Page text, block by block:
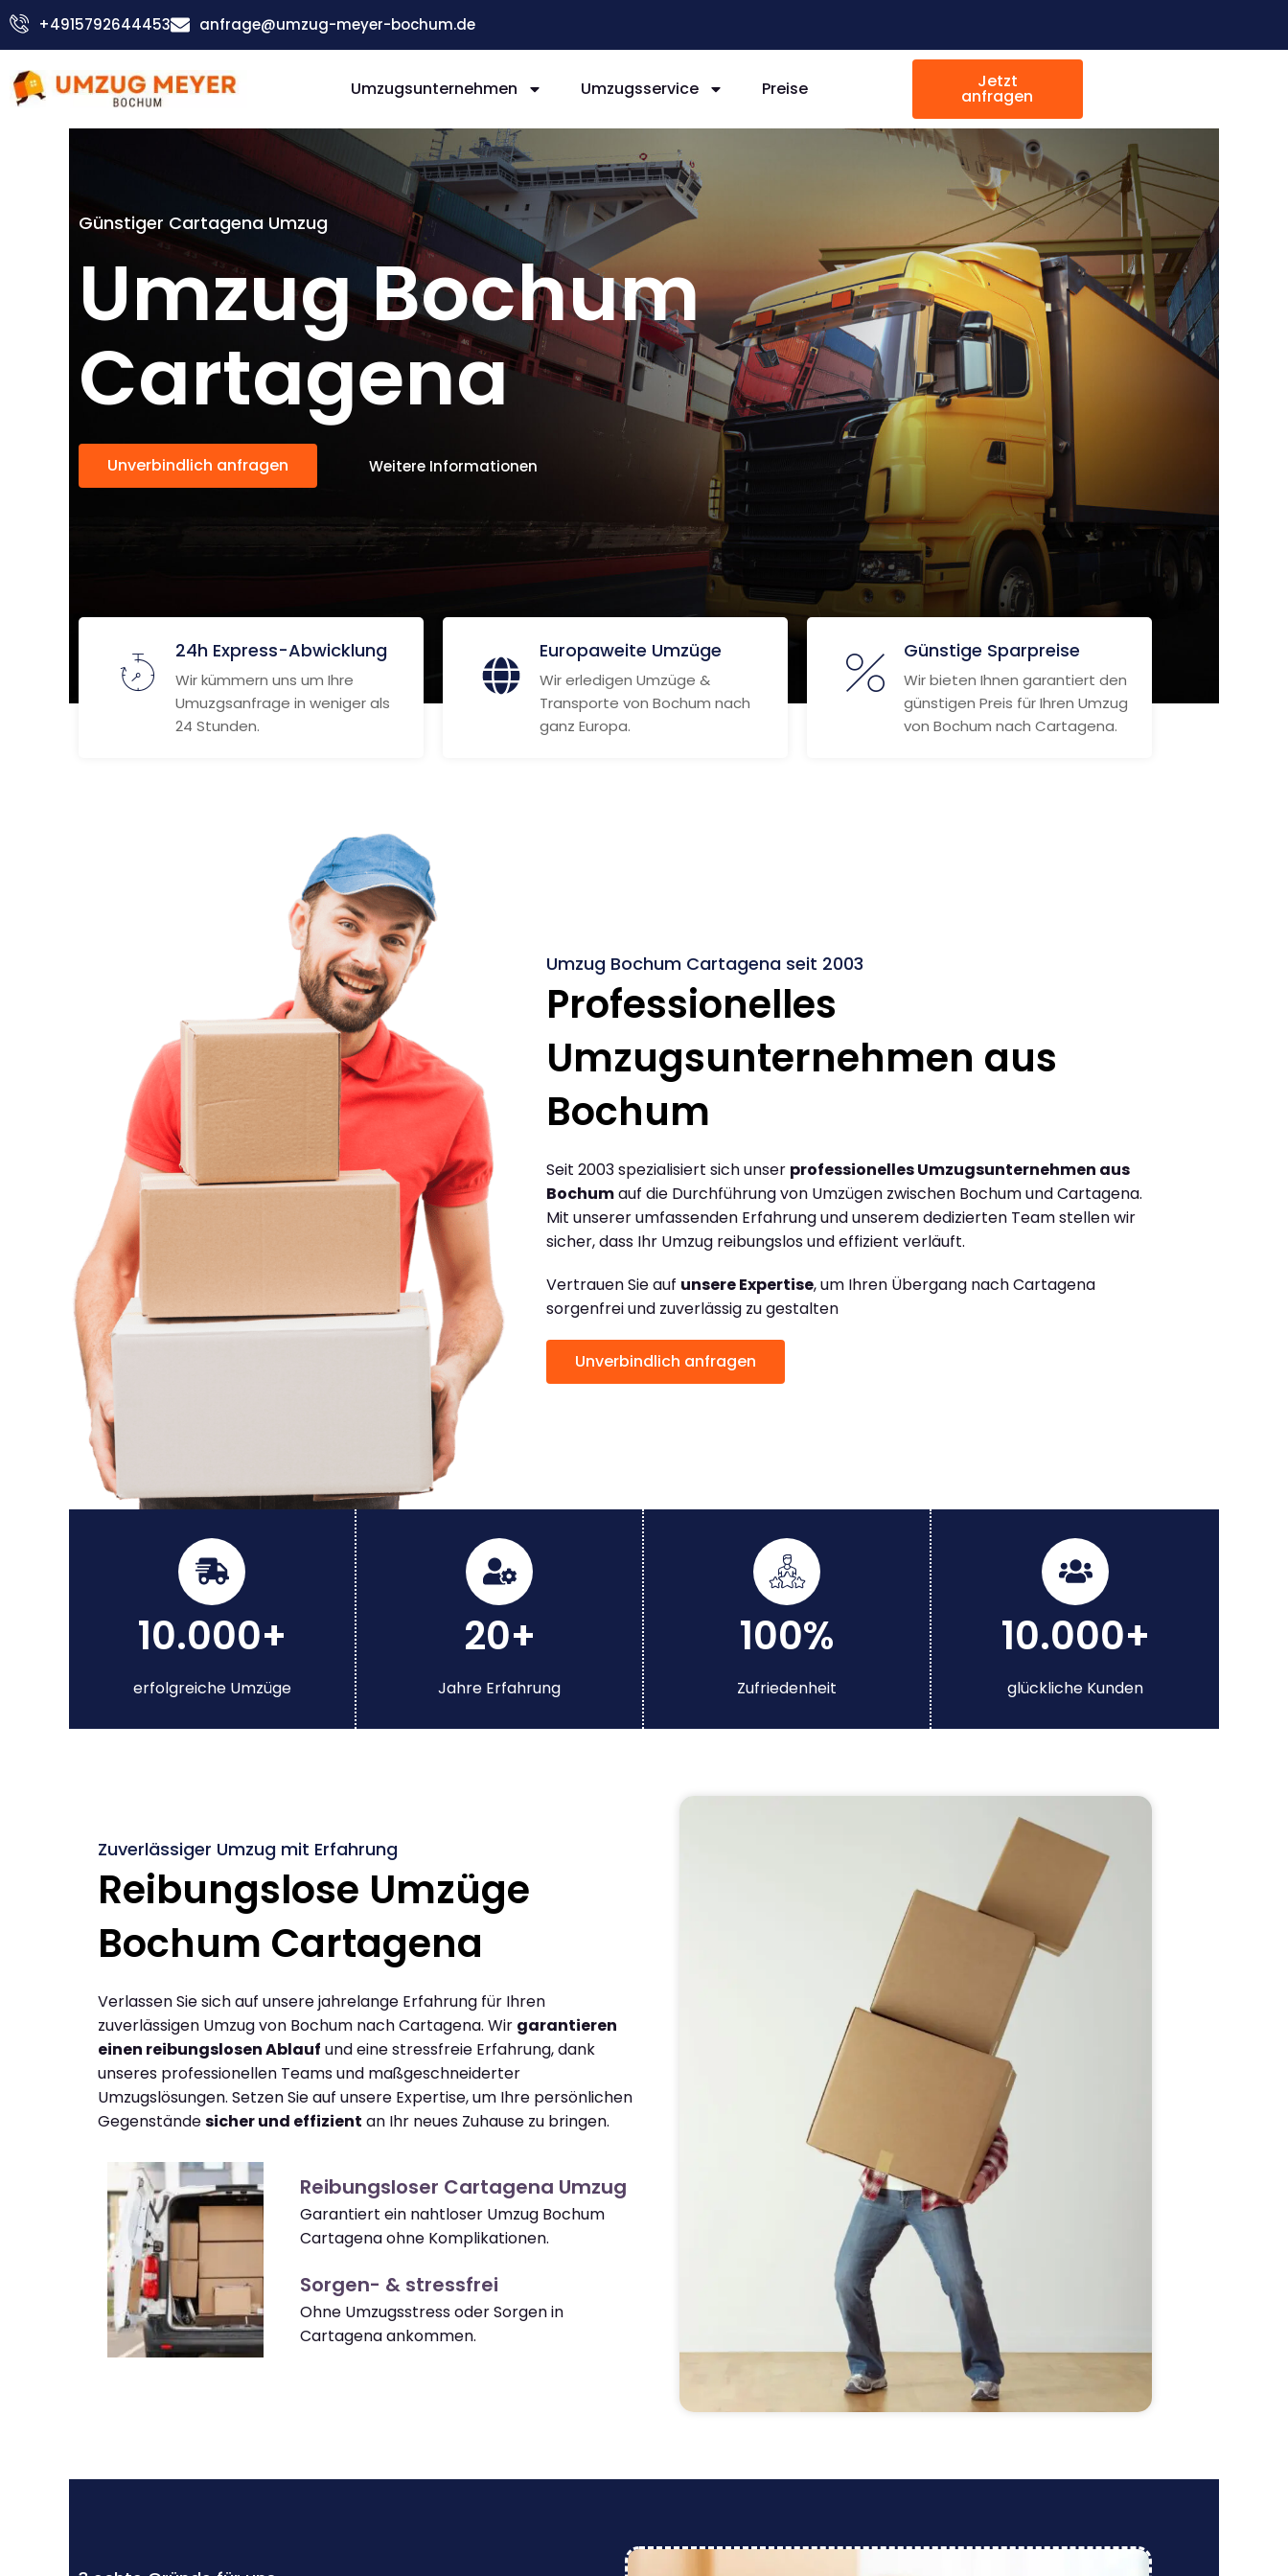
Zum
Inhalt
+4915792644453 anfrage@umzug-meyer-bochum.de
Umzugsunternehmen Umzugsservice Preise Jetzt
anfragen
Günstiger Cartagena Umzug
Umzug Bochum
Cartagena
Unverbindlich anfragen Weitere Informationen
24h Express-Abwicklung
Wir kümmern uns um Ihre
Umuzgsanfrage in weniger als
24 Stunden.
Europaweite Umzüge
Wir erledigen Umzüge &
Transporte von Bochum nach
ganz Europa.
Günstige Sparpreise
Wir bieten Ihnen garantiert den
günstigen Preis für Ihren Umzug
von Bochum nach Cartagena.
Umzug Bochum Cartagena seit 2003
Professionelles
Umzugsunternehmen aus
Bochum
Seit 2003 spezialisiert sich unser professionelles Umzugsunternehmen aus
Bochumauf die Durchführung von Umzügen zwischen Bochum und Cartagena.
Mit unserer umfassenden Erfahrung und unserem dedizierten Team stellen wir
sicher, dass Ihr Umzug reibungslos und effizient verläuft.
Vertrauen Sie auf unsere Expertise, um Ihren Übergang nach Cartagena
sorgenfrei und zuverlässig zu gestalten
Unverbindlich anfragen
10.000+
erfolgreiche Umzüge
20+
Jahre Erfahrung
100%
Zufriedenheit
10.000+
glückliche Kunden
Zuverlässiger Umzug mit Erfahrung
Reibungslose Umzüge
Bochum Cartagena
Verlassen Sie sich auf unsere jahrelange Erfahrung für Ihren
zuverlässigen Umzug von Bochum nach Cartagena. Wir garantieren
einen reibungslosen Ablauf und eine stressfreie Erfahrung, dank
unseres professionellen Teams und maßgeschneiderter
Umzugslösungen. Setzen Sie auf unsere Expertise, um Ihre persönlichen
Gegenständesicher und effizient an Ihr neues Zuhause zu bringen.
Reibungsloser Cartagena Umzug
Garantiert ein nahtloser Umzug Bochum
Cartagena ohne Komplikationen.
Sorgen- & stressfrei
Ohne Umzugsstress oder Sorgen in
Cartagena ankommen.